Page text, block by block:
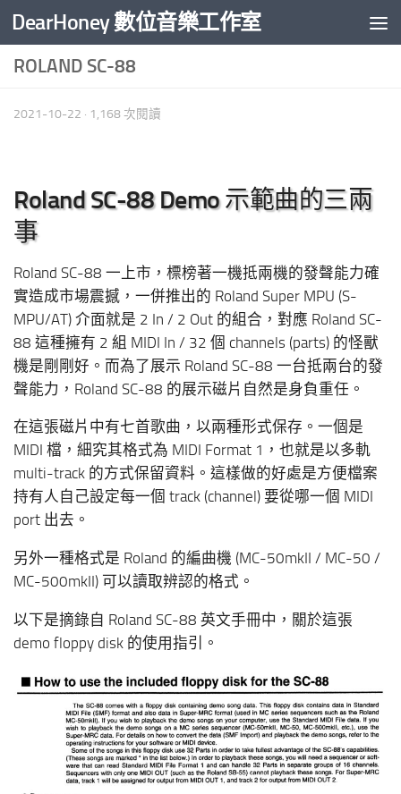
Skip to content
DearHoney 數位音樂工作室
ROLAND SC-88
2021-10-22 · 1,168 次閱讀
Roland SC-88 Demo 示範曲的三兩
事
Roland SC-88 一上市，標榜著一機抵兩機的發聲能力確
實造成市場震撼，一併推出的 Roland Super MPU (S-
MPU/AT) 介面就是 2 In / 2 Out 的組合，對應 Roland SC-
88 這種擁有 2 組 MIDI In / 32 個 channels (parts) 的怪獸
機是剛剛好。而為了展示 Roland SC-88 一台抵兩台的發
聲能力，Roland SC-88 的展示磁片自然是身負重任。
在這張磁片中有七首歌曲，以兩種形式保存。一個是
MIDI 檔，細究其格式為 MIDI Format 1，也就是以多軌
multi-track 的方式保留資料。這樣做的好處是方便檔案
持有人自己設定每一個 track (channel) 要從哪一個 MIDI
port 出去。
另外一種格式是 Roland 的編曲機 (MC-50mkII / MC-50 /
MC-500mkII) 可以讀取辨認的格式。
以下是摘錄自 Roland SC-88 英文手冊中，關於這張
demo floppy disk 的使用指引。